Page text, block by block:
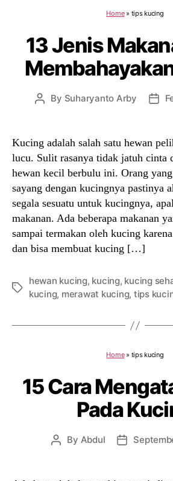
Home» tips kucing
13 Jenis
Post
By Suharyanto Arby
Post
Kucing adalah salah satu hewan
lucu. Sulit rasanya tidak jatuh cinta
hewan kecil berbulu ini. Orang
sayang dengan kucingnya pastinya
segala sesuatu untuk kucingnya,
makanan. Ada beberapa makanan
sampai termakan oleh kucing
dan bisa membuat kucing […]
Tags
hewan kucing, kucing, kucing
kucing, merawat kucing, tips
Home» tips kucing
15 Cara
Pada
Post
By Abdul
Post